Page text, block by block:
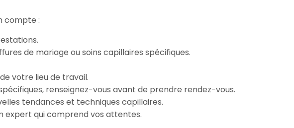
compte :
de mariage ou soins capillaires spécifiques.
votre lieu de travail.
renseignez-vous avant de prendre rendez-vous.
tendances et techniques capillaires.
expert qui comprend vos attentes.